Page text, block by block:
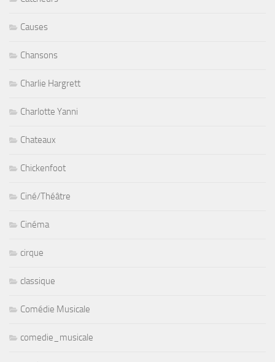
Causes
Chansons
Charlie Hargrett
Charlotte Yanni
Chateaux
Chickenfoot
Ciné/Théâtre
Cinéma
cirque
classique
Comédie Musicale
comedie_musicale